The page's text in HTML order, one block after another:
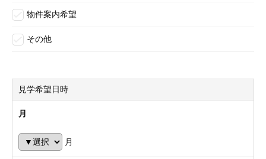
物件案内希望
その他
見学希望日時
月
月